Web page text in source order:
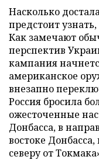
Насколько
предстоит
Как замечают
перспектив
кампания
американское
внезапно
Россия бросила
ожесточенные
Донбасса, в
востоке
северу от